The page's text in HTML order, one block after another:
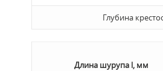
Глубина
Длина шурупа l, мм